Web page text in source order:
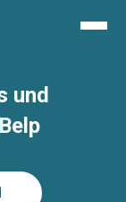
und